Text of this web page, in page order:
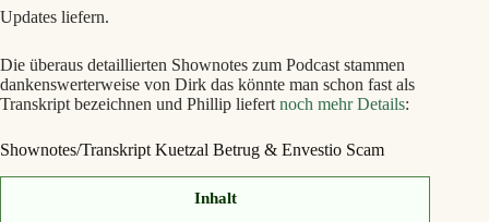
Updates liefern.
Die überaus detaillierten Shownotes zum Podcast stammen
dankenswerterweise von Dirk das könnte man schon fast als
Transkript bezeichnen und Phillip liefert noch mehr Details:
Shownotes/Transkript Kuetzal Betrug & Envestio Scam
Inhalt